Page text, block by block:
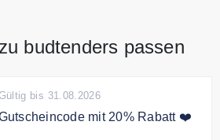
budtenders passen
bis 31.08.2026
mit 20% Rabatt ❤️